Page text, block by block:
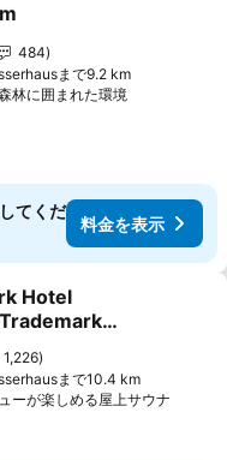
りに追加
484
まで9.2 km
林に囲まれた環境料金を表示
てくだ
料金を表示
りに追加
Hotel
Wyndham
1,226
まで10.4 km
ーが楽しめる屋上サウナ